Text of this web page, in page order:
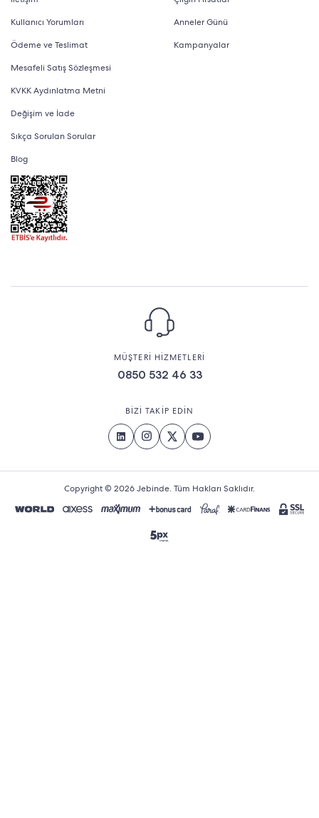
Kullanıcı Yorumları
Ödeme ve Teslimat
Mesafeli Satış Sözleşmesi
KVKK Aydınlatma Metni
Değişim ve İade
Sıkça Sorulan Sorular
Blog
Anneler Günü
Kampanyalar
MÜŞTERİ HİZMETLERİ
0850 532 46 33
BİZİ TAKİP EDİN
Copyright © 2026 Jebinde. Tüm Hakları Saklıdır.